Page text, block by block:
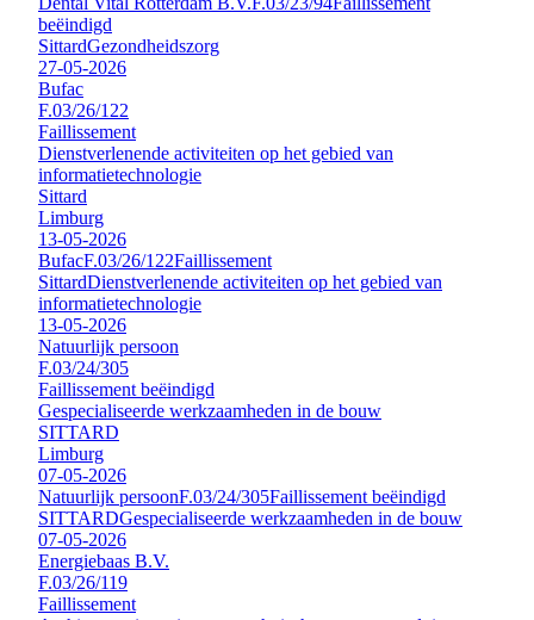
beëindigd
SittardGezondheidszorg
27-05-2026
Bufac
F.03/26/122
Faillissement
Dienstverlenende activiteiten op het gebied van
informatietechnologie
Sittard
Limburg
13-05-2026
BufacF.03/26/122Faillissement
SittardDienstverlenende activiteiten op het gebied van
informatietechnologie
13-05-2026
Natuurlijk persoon
F.03/24/305
Faillissement beëindigd
Gespecialiseerde werkzaamheden in de bouw
SITTARD
Limburg
07-05-2026
Natuurlijk persoonF.03/24/305Faillissement beëindigd
SITTARDGespecialiseerde werkzaamheden in de bouw
07-05-2026
Energiebaas B.V.
F.03/26/119
Faillissement